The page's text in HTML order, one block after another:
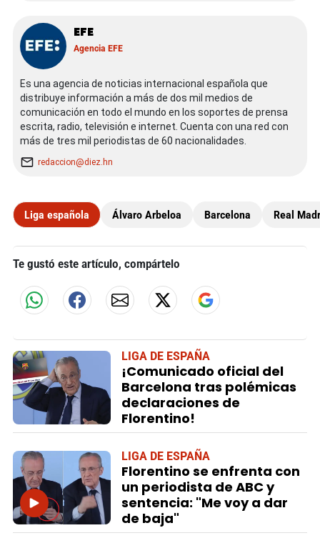
EFE
Agencia EFE
Es una agencia de noticias internacional española que
distribuye información a más de dos mil medios de
comunicación en todo el mundo en los soportes de prensa
escrita, radio, televisión e internet. Cuenta con una red con
más de tres mil periodistas de 60 nacionalidades.
redaccion@diez.hn
Liga española Álvaro Arbeloa Barcelona Real
Te gustó este artículo, compártelo
LIGA DE ESPAÑA
¡Comunicado oficial del
Barcelona tras polémicas
declaraciones de
Florentino!
LIGA DE ESPAÑA
Florentino se enfrenta con
un periodista de ABC y
sentencia: "Me voy a dar
de baja"